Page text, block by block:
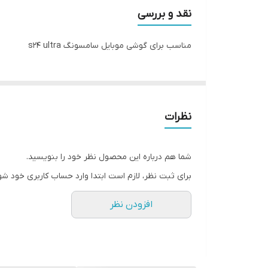
نقد و بررسی
مناسب برای گوشی موبایل سامسونگ s24 ultra
نظرات
شما هم درباره این محصول نظر خود را بنویسید.
برای ثبت نظر، لازم است ابتدا وارد حساب کاربری خود
افزودن نظر